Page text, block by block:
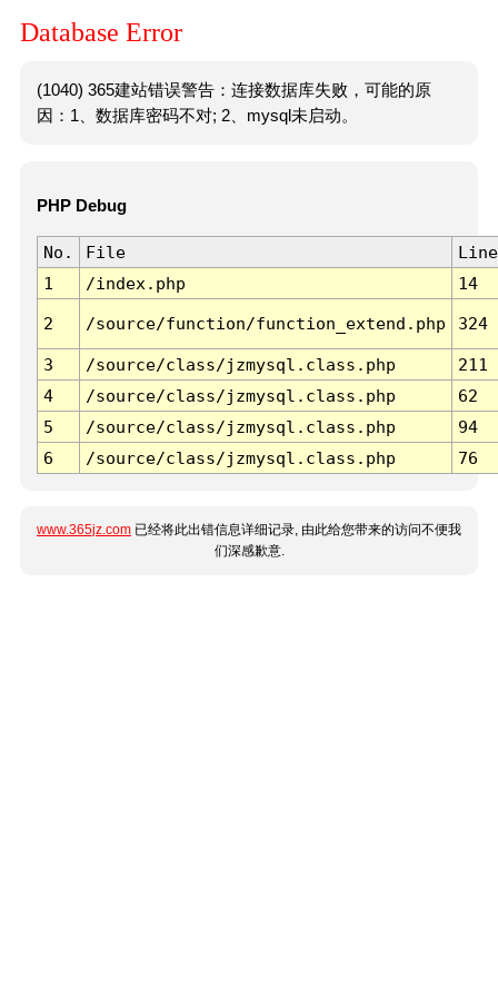
Database Error
(1040) 365建站错误警告：连接数据库失败，可能的原
因：1、数据库密码不对; 2、mysql未启动。
PHP Debug
No. File
Line
1
/index.php 14
2 /source/function/function_extend.php 324
3 /source/class/jzmysql.class.php
211
4
/source/class/jzmysql.class.php
62
5
/source/class/jzmysql.class.php
94
6
/source/class/jzmysql.class.php 76
www.365jz.com 已经将此出错信息详细记录, 由此给您带来的访问不便我
们深感歉意.